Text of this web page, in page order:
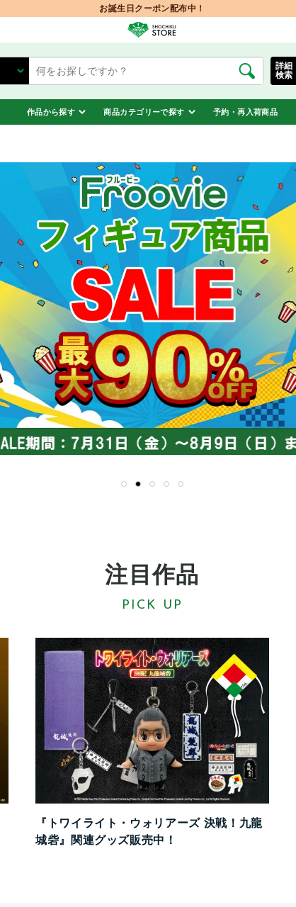
詳細
検索
作品から探す 商品カテゴリーで探す 予約・再入荷商品
注目作品
PICK UP
『トワイライト・ウォリアーズ 決戦！九龍
城砦』関連グッズ販売中！